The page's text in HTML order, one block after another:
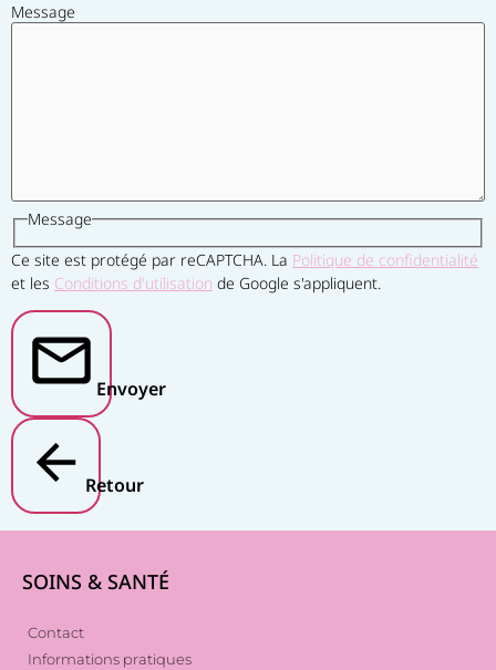
Message
Message
Ce site est protégé par reCAPTCHA. La Politique de confidentialité
et les Conditions d'utilisation de Google s'appliquent.
Envoyer
Retour
SOINS & SANTÉ
Contact
Informations pratiques